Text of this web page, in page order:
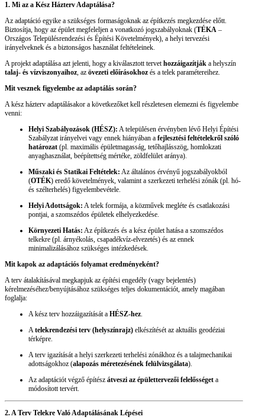
1. Mi az a Kész Házterv Adaptálása?
Az adaptáció egyike a szükséges formaságoknak az építkezés megkezdése előtt.
Biztosítja, hogy az épület megfeleljen a vonatkozó jogszabályoknak (TÉKA –
Országos Településrendezési és Építési Követelmények), a helyi tervezési
irányelveknek és a biztonságos használat feltételeinek.
A projekt adaptálása azt jelenti, hogy a kiválasztott tervethozzáigazítják a helyszín
talaj- és vízviszonyaihoz, az övezeti előírásokhoz és a telek paramétereihez.
Mit vesznek figyelembe az adaptálás során?
A kész házterv adaptálásakor a következőket kell részletesen elemezni és figyelembe
venni:
Helyi Szabályozások (HÉSZ): A településen érvényben lévő Helyi Építési
Szabályzat irányelvei vagy ennek hiányában a fejlesztési feltételekről szóló
határozat (pl. maximális épületmagasság, tetőhajlásszög, homlokzati
anyaghasználat, beépítettség mértéke, zöldfelület aránya).
Műszaki és Statikai Feltételek: Az általános érvényű jogszabályokból
(OTÉK) eredő követelmények, valamint a szerkezeti terhelési zónák (pl. hó-
és szélterhelés) figyelembevétele.
Helyi Adottságok: A telek formája, a közművek megléte és csatlakozási
pontjai, a szomszédos épületek elhelyezkedése.
Környezeti Hatás: Az építkezés és a kész épület hatása a szomszédos
telkekre (pl. árnyékolás, csapadékvíz-elvezetés) és az ennek
minimalizálásához szükséges intézkedések.
Mit kapok az adaptációs folyamat eredményeként?
A terv átalakításával megkapjuk az építési engedély (vagy bejelentés)
kérelmezéséhez/benyújtásához szükséges teljes dokumentációt, amely magában
foglalja:
A kész terv hozzáigazítását a HÉSZ-hez.
Atelekrendezési terv (helyszínrajz) elkészítését az aktuális geodéziai
térképre.
A terv igazítását a helyi szerkezeti terhelési zónákhoz és a talajmechanikai
adottságokhoz (alapozás méretezésének felülvizsgálata).
Az adaptációt végző építész átveszi az épülettervezői felelősséget a
módosított tervért.
2. A Terv Telekre Való Adaptálásának Lépései